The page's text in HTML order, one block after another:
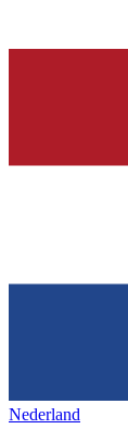
Nederland